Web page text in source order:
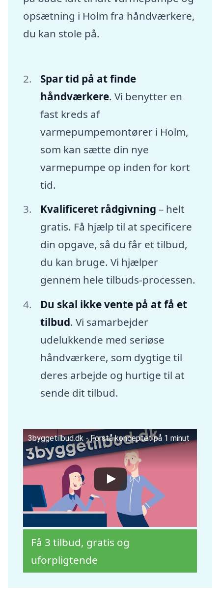
opsætning i Holm fra håndværkere,
du kan stole på.
Spar tid på at finde
håndværkere. Vi benytter en
fast kreds af
varmepumpemontører i Holm,
som kan sætte din nye
varmepumpe op inden for kort
tid.
Kvalificeret rådgivning – helt
gratis. Få hjælp til at specificere
din opgave, så du får et tilbud,
du kan bruge. Vi hjælper
gennem hele tilbuds-processen.
Du skal ikke vente på at få et
tilbud. Vi samarbejder
udelukkende med seriøse
håndværkere, som dygtige til
deres arbejde og hurtige til at
sende dit tilbud.
3byggetilbud.dk - Forstå konceptet på 1 minut
Få 3 tilbud, gratis og
uforpligtende